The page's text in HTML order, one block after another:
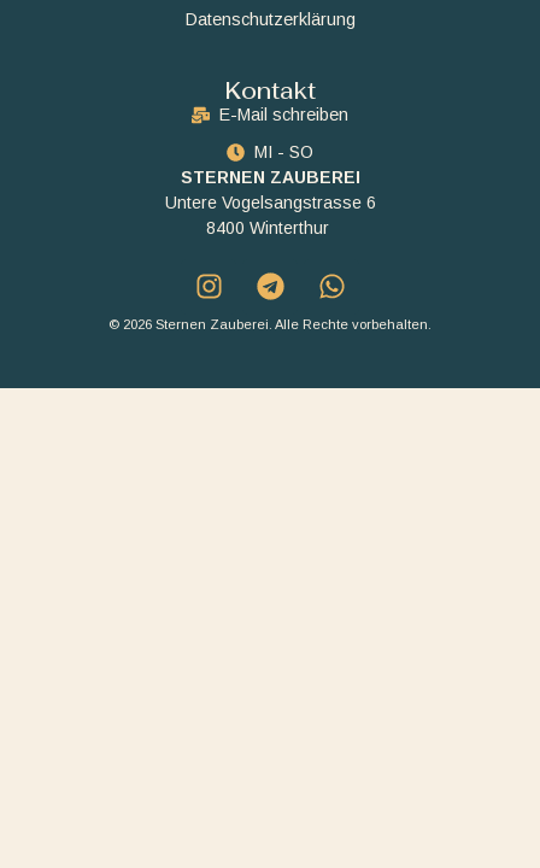
Datenschutzerklärung
Kontakt
E-Mail schreiben
MI - SO
STERNEN ZAUBEREI
Untere Vogelsangstrasse 6
8400 Winterthur
© 2026 Sternen Zauberei. Alle Rechte vorbehalten.